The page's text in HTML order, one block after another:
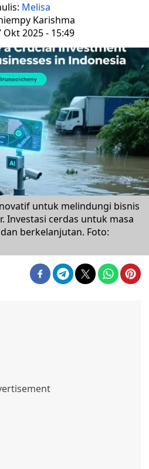
Melisa
Karishma
Okt 2025 - 15:49
untuk melindungi bisnis
Investasi cerdas untuk masa
berkelanjutan. Foto: